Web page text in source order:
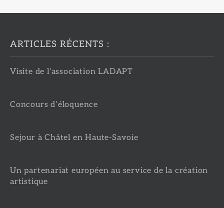
ARTICLES RÉCENTS :
Visite de l’association LADAPT
Concours d’éloquence
Sejour à Châtel en Haute-Savoie
Un partenariat européen au service de la création
artistique